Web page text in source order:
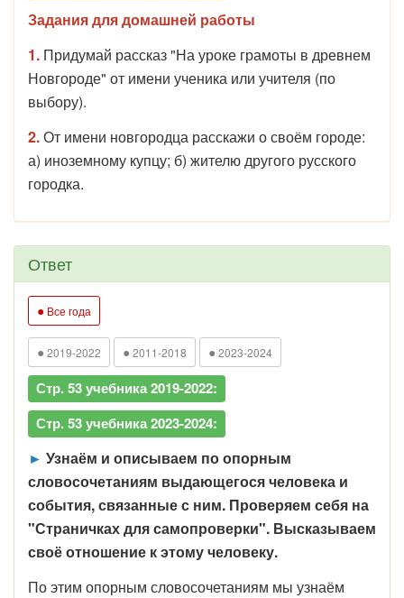
Задания для домашней работы
1. Придумай рассказ "На уроке грамоты в древнем
Новгороде" от имени ученика или учителя (по
выбору).
2.От имени новгородца расскажи о своём городе:
а) иноземному купцу; б) жителю другого русского
городка.
Ответ
● Все года
● 2019-2022 ● 2011-2018 ● 2023-2024
Стр. 53 учебника 2019-2022:
Стр. 53 учебника 2023-2024:
► Узнаём и описываем по опорным
словосочетаниям выдающегося человека и
события, связанные с ним. Проверяем себя на
"Страничках для самопроверки". Высказываем
своё отношение к этому человеку.
По этим опорным словосочетаниям мы узнаём